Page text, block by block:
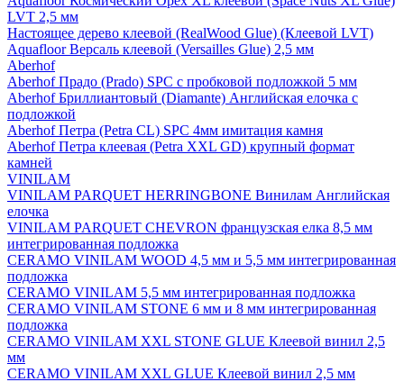
LVT 2,5 мм
Настоящее дерево клеевой (RealWood Glue) (Клеевой LVT)
Aquafloor Версаль клеевой (Versailles Glue) 2,5 мм
Aberhof
Aberhof Прадо (Prado) SPC с пробковой подложкой 5 мм
Aberhof Бриллиантовый (Diamante) Английская елочка с
подложкой
Aberhof Петра (Petra CL) SPC 4мм имитация камня
Aberhof Петра клеевая (Petra XXL GD) крупный формат
камней
VINILAM
VINILAM PARQUET HERRINGBONE Винилам Английская
елочка
VINILAM PARQUET CHEVRON французская елка 8,5 мм
интегрированная подложка
CERAMO VINILAM WOOD 4,5 мм и 5,5 мм интегрированная
подложка
CERAMO VINILAM 5,5 мм интегрированная подложка
CERAMO VINILAM STONE 6 мм и 8 мм интегрированная
подложка
CERAMO VINILAM XXL STONE GLUE Клеевой винил 2,5
мм
CERAMO VINILAM XXL GLUE Клеевой винил 2,5 мм